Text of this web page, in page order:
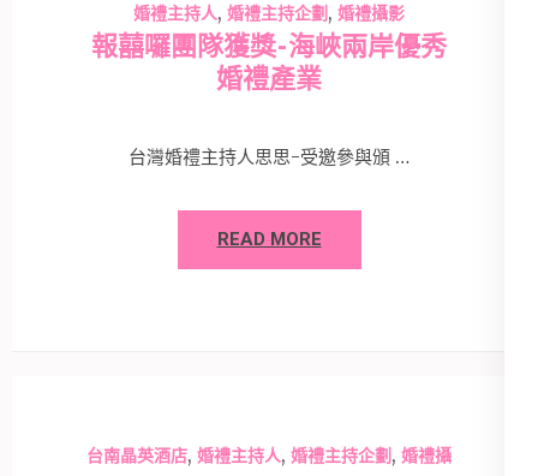
婚禮主持人, 婚禮主持企劃 , 婚禮攝影
報囍囉團隊獲獎-海峽兩岸優秀
婚禮產業
台灣婚禮主持人思思-受邀參與頒 …
READ MORE
台南晶英酒店, 婚禮主持人, 婚禮主持企劃 , 婚禮攝